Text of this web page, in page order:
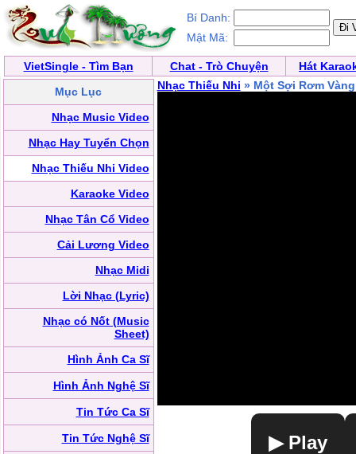
Bí Danh:
Mật Mã:
VietSingle - Tìm Bạn Chat - Trò Chuyện
Hát
Mục Lục
Nhạc Music Video
Nhạc Hay Tuyển Chọn
Nhạc Thiếu Nhi Video
Karaoke Video
Nhạc Tân Cổ Video
Cải Lương Video
Nhạc Midi
Lời Nhạc (Lyric)
Nhạc có Nốt (Music
Sheet)
Hình Ảnh Ca Sĩ
Hình Ảnh Nghệ Sĩ
Tin Tức Ca Sĩ
Tin Tức Nghệ Sĩ
Nhạc Thiếu Nhi » Một Sợi Rơm
▶ Play